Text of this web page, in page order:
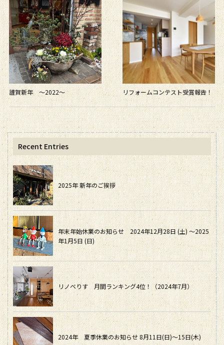
謹賀新年 〜2022〜 リフォームコンテスト受賞報告！
Recent Entries
2025年 新年のご挨拶
年末年始休業のお知らせ 2024年12月28日 (土) ～2025
年1月5日 (日)
リノベりす 月間ランキング4位！（2024年7月）
2024年 夏季休業のお知らせ 8月11日(日)～15日(木)